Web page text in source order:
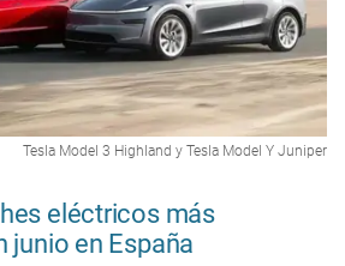
Tesla Model 3 Highland y Tesla Model Y Juniper
eléctricos más
junio en España